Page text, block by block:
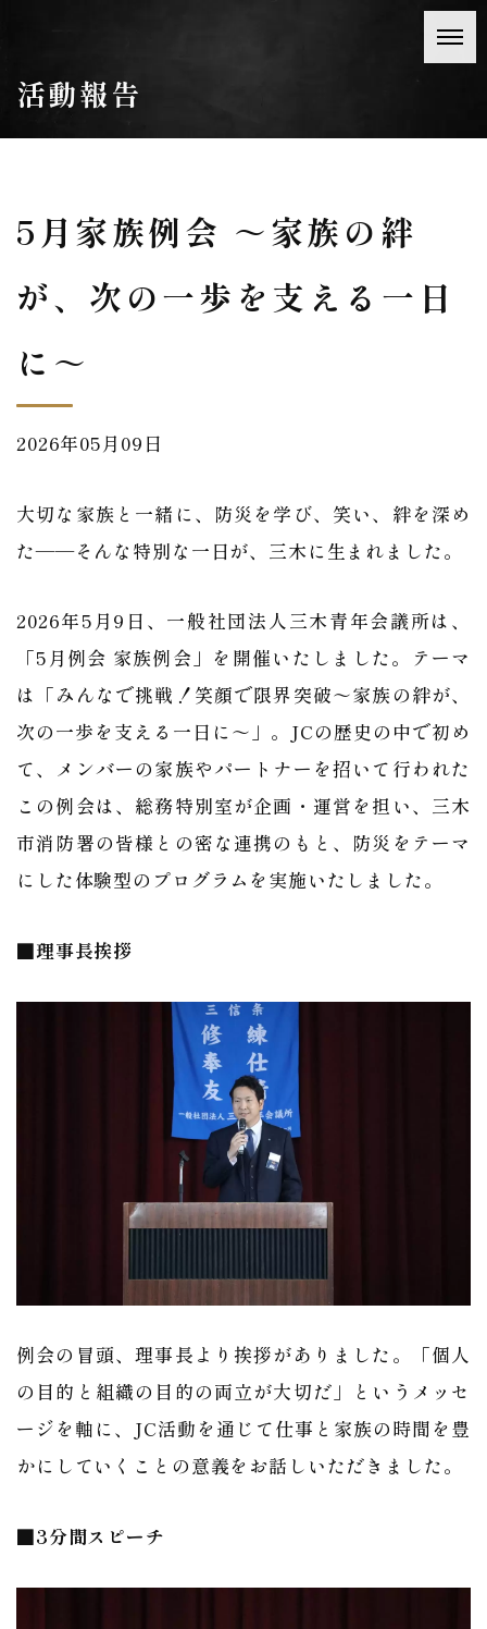
活動報告
5月家族例会 ～家族の絆
が、次の一歩を支える一日
に～
2026年05月09日
大切な家族と一緒に、防災を学び、笑い、絆を深め
た——そんな特別な一日が、三木に生まれました。
2026年5月9日、一般社団法人三木青年会議所は、
「5月例会 家族例会」を開催いたしました。テーマ
は「みんなで挑戦！笑顔で限界突破～家族の絆が、
次の一歩を支える一日に～」。JCの歴史の中で初め
て、メンバーの家族やパートナーを招いて行われた
この例会は、総務特別室が企画・運営を担い、三木
市消防署の皆様との密な連携のもと、防災をテーマ
にした体験型のプログラムを実施いたしました。
■理事長挨拶
例会の冒頭、理事長より挨拶がありました。「個人
の目的と組織の目的の両立が大切だ」というメッセ
ージを軸に、JC活動を通じて仕事と家族の時間を豊
かにしていくことの意義をお話しいただきました。
■3分間スピーチ